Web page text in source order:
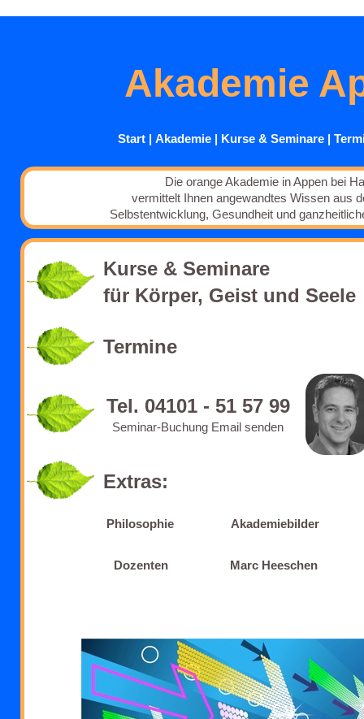
Akademie
Start | Akademie | Kurse & Seminare |
Die orange Akademie in Appen bei
vermittelt Ihnen angewandtes Wissen aus
Selbstentwicklung, Gesundheit und
Termine
Philosophie
Marc Heeschen
Akademiebilder
Extras:
Tel. 04101 - 51 57 99
Seminar-Buchung Email senden
Kurse & Seminare
für Körper, Geist und Seele
Dozenten